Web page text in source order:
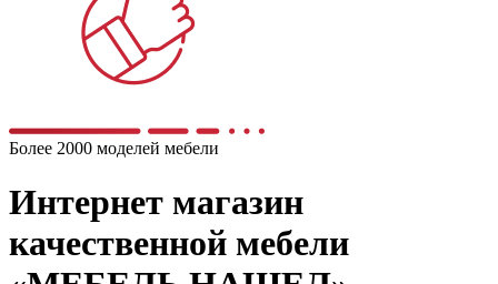
Более 2000 моделей мебели
Интернет магазин
качественной мебели